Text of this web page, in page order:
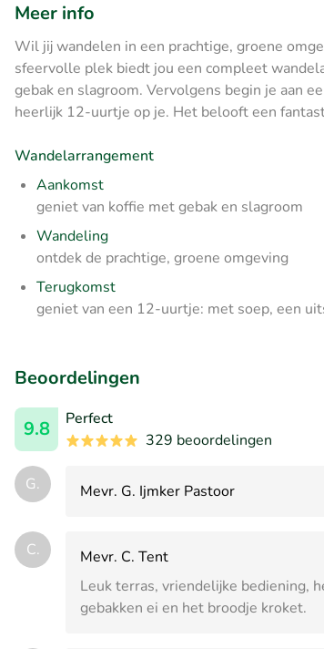
Meer info
Wil jij wandelen in een prachtige, groene
sfeervolle plek biedt jou een compleet
gebak en slagroom. Vervolgens begin je aan
heerlijk 12-uurtje op je. Het belooft een
Wandelarrangement
Aankomst
geniet van koffie met gebak en slagroom
Wandeling
ontdek de prachtige, groene omgeving
Terugkomst
geniet van een 12-uurtje: met soep, een
Beoordelingen
9.8
Perfect
329 beoordelingen
G. Mevr. G. Ijmker Pastoor
C.
Mevr. C. Tent
Leuk terras, vriendelijke bediening,
gebakken ei en het broodje kroket.